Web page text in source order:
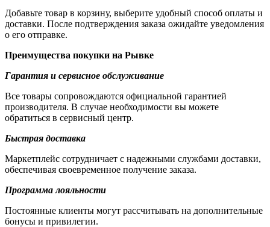
Добавьте товар в корзину, выберите удобный способ оплаты и
доставки. После подтверждения заказа ожидайте уведомления
о его отправке.
Преимущества покупки на Рывке
Гарантия и сервисное обслуживание
Все товары сопровождаются официальной гарантией
производителя. В случае необходимости вы можете
обратиться в сервисный центр.
Быстрая доставка
Маркетплейс сотрудничает с надежными службами доставки,
обеспечивая своевременное получение заказа.
Программа лояльности
Постоянные клиенты могут рассчитывать на дополнительные
бонусы и привилегии.